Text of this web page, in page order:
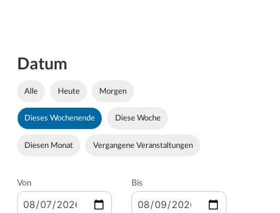
Datum
Alle Heute Morgen
Dieses Wochenende Diese Woche
Diesen Monat Vergangene Veranstaltungen
Von Bis